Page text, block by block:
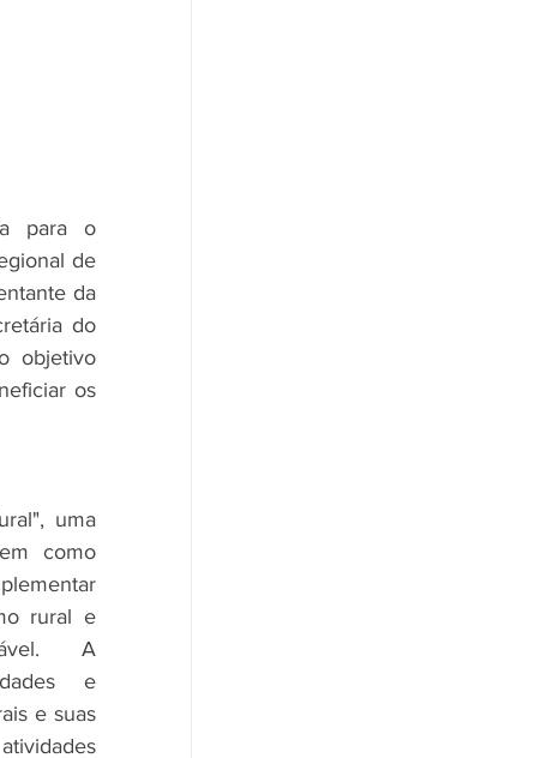
para o
de
da
do
objetivo
os
uma
como
rural e
A
e
e suas